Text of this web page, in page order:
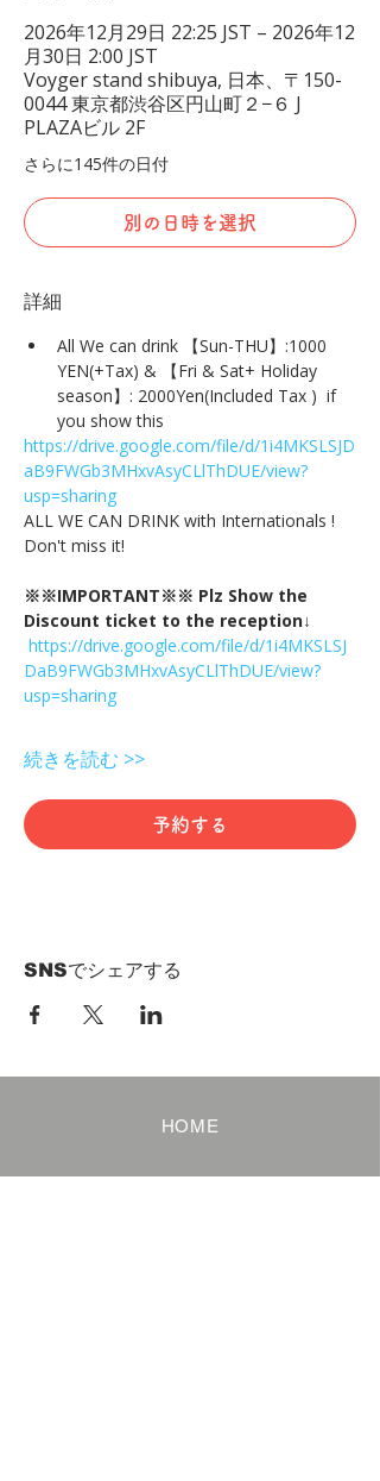
2026年12月29日 22:25 JST – 2026年12
月30日 2:00 JST
Voyger stand shibuya, 日本、〒150-
0044 東京都渋谷区円山町２−６ J
PLAZAビル 2F
さらに145件の日付
別の日時を選択
詳細
All We can drink 【Sun-THU】:1000
YEN(+Tax) & 【Fri & Sat+ Holiday
season】: 2000Yen(Included Tax )  if
you show this
https://drive.google.com/file/d/1i4MKSLSJD
aB9FWGb3MHxvAsyCLlThDUE/view?
usp=sharing
ALL WE CAN DRINK with Internationals !
Don't miss it!
※※IMPORTANT※※ Plz Show the
Discount ticket to the reception↓
https://drive.google.com/file/d/1i4MKSLSJ
DaB9FWGb3MHxvAsyCLlThDUE/view?
usp=sharing
続きを読む >>
予約する
SNSでシェアする
HOME